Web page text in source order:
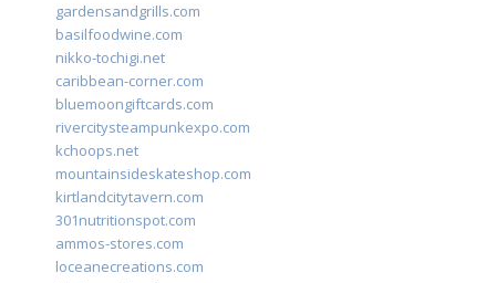
gardensandgrills.com
basilfoodwine.com
nikko-tochigi.net
caribbean-corner.com
bluemoongiftcards.com
rivercitysteampunkexpo.com
kchoops.net
mountainsideskateshop.com
kirtlandcitytavern.com
301nutritionspot.com
ammos-stores.com
loceanecreations.com